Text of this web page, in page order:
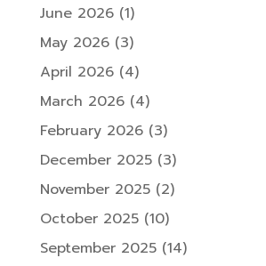
June 2026(1)
May 2026(3)
April 2026(4)
March 2026(4)
February 2026(3)
December 2025(3)
November 2025(2)
October 2025(10)
September 2025(14)